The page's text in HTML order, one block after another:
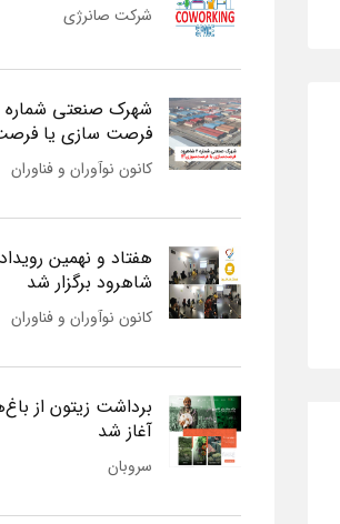
شرکت صانرژی
فرصت سازی یا
کانون نوآوران و فناوران
هفتاد و نهمین
شاهرود برگزار شد
کانون نوآوران و فناوران
برداشت زیتون از
آغاز شد
سروبان